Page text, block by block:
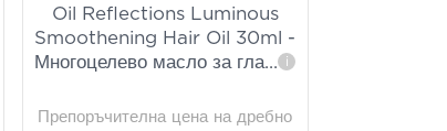
Oil Reflections Luminous
Smoothening Hair Oil 30ml -
Многоцелево масло за гла... i
Препоръчителна цена на дребно